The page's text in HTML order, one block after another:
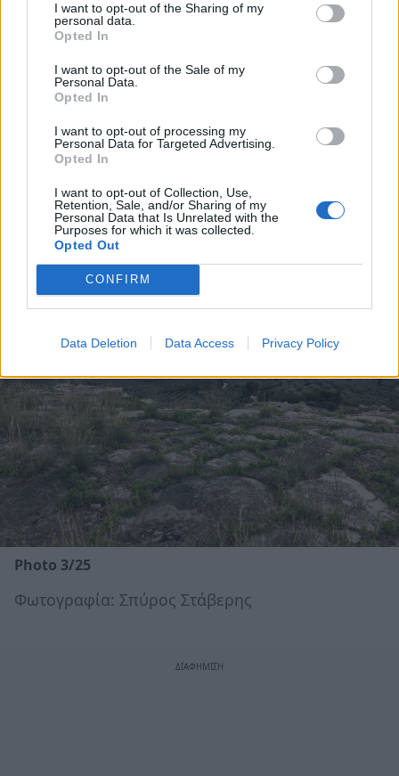
I want to opt-out of the Sharing of my
personal data.
Opted In
I want to opt-out of the Sale of my
Personal Data.
Opted In
I want to opt-out of processing my
Personal Data for Targeted Advertising.
Opted In
I want to opt-out of Collection, Use,
Retention, Sale, and/or Sharing of my
Personal Data that Is Unrelated with the
Purposes for which it was collected.
Opted Out
CONFIRM
Data Deletion Data Access Privacy Policy
Photo 2/25
Φωτογραφία: Σπύρος Στάβερης
Photo 3/25
Φωτογραφία: Σπύρος Στάβερης